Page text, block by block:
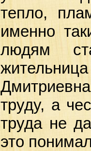
тепло,
именно
людям
труду, а
труда не
это